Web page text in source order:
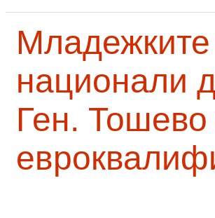
национали
Ген. Тошево